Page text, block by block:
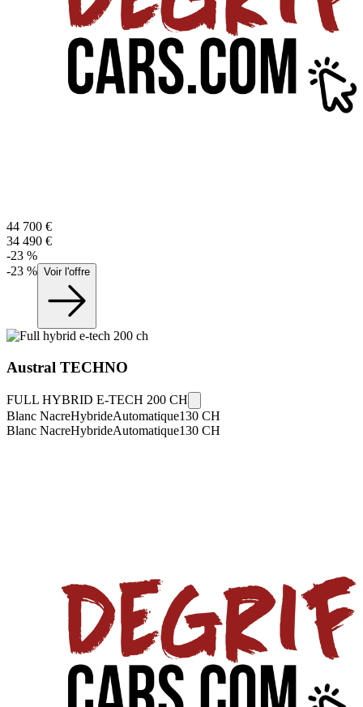
44 700 €
34 490 €
-23 %
-23 % Voir l'offre
Austral TECHNO
FULL HYBRID E-TECH 200 CH
Blanc NacreHybrideAutomatique130 CH
Blanc NacreHybrideAutomatique130 CH